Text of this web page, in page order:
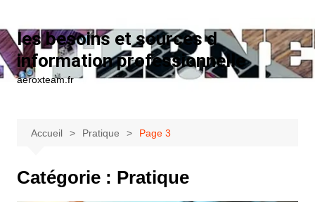
les besoins et sources d
information professionnelle
aeroxteam.fr
Accueil Pratique Page 3
Catégorie : Pratique